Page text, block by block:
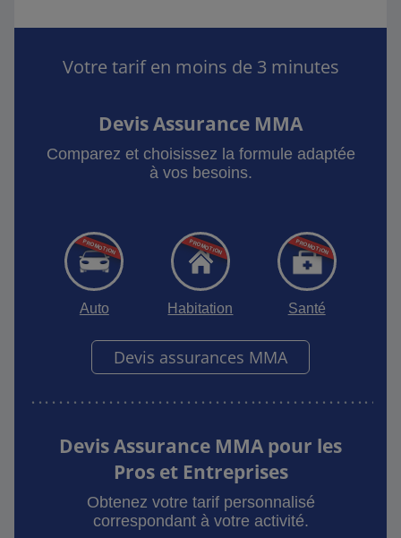
Votre tarif en moins de 3 minutes
Devis Assurance MMA
Comparez et choisissez la formule adaptée
à vos besoins.
Auto Habitation Santé
Devis assurances MMA
Devis Assurance MMA pour les
Pros et Entreprises
Obtenez votre tarif personnalisé
correspondant à votre activité.